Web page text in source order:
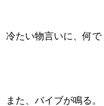
冷たい物言いに、何で
また、バイブが鳴る。